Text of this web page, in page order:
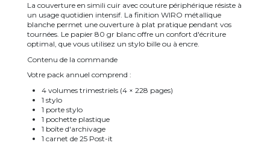
La couverture en simili cuir avec couture périphérique résiste à
un usage quotidien intensif. La finition WIRO métallique
blanche permet une ouverture à plat pratique pendant vos
tournées. Le papier 80 gr blanc offre un confort d'écriture
optimal, que vous utilisez un stylo bille ou à encre.
Contenu de la commande
Votre pack annuel comprend :
4 volumes trimestriels (4 × 228 pages)
1 stylo
1 porte stylo
1 pochette plastique
1 boîte d'archivage
1 carnet de 25 Post-it